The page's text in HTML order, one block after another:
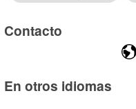
Contacto
En otros idiomas